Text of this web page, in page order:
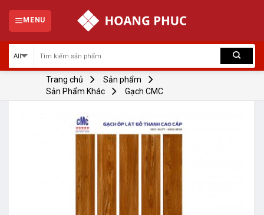
content
MENU
Trang chủ
Sản phẩm
Sản Phẩm Khác
Gạch CMC